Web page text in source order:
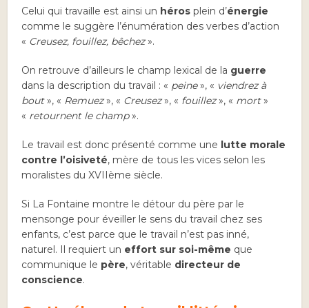
Celui qui travaille est ainsi un héros plein d’énergie
comme le suggère l’énumération des verbes d’action
« Creusez, fouillez, bêchez».
On retrouve d’ailleurs le champ lexical de la guerre
dans la description du travail : « peine», « viendrez à
bout», « Remuez», « Creusez», « fouillez», « mort»
« retournent le champ».
Le travail est donc présenté comme une lutte morale
contre l’oisiveté, mère de tous les vices selon les
moralistes du XVIIème siècle.
Si La Fontaine montre le détour du père par le
mensonge pour éveiller le sens du travail chez ses
enfants, c’est parce que le travail n’est pas inné,
naturel. Il requiert un effort sur soi-même que
communique le père, véritable directeur de
conscience.